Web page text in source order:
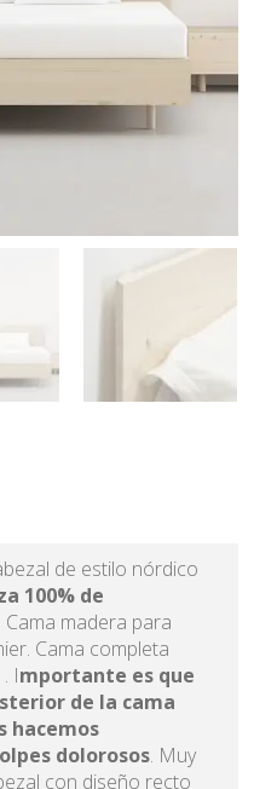
de estilo nórdico
100% de
. Cama madera para
Cama completa
Importante es que
de la cama
hacemos
dolorosos. Muy
con diseño recto